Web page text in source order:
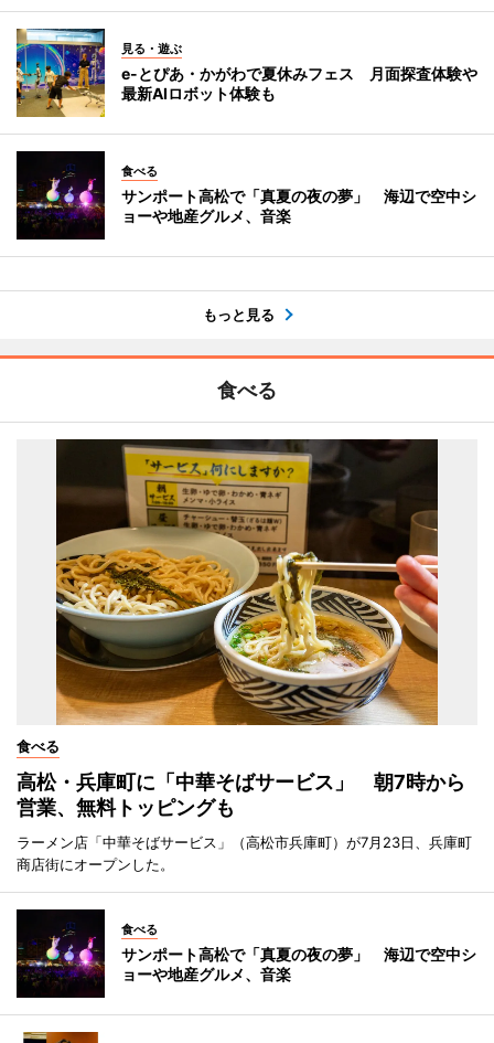
見る・遊ぶ
e-とぴあ・かがわで夏休みフェス 月面探査体験や
最新AIロボット体験も
食べる
サンポート高松で「真夏の夜の夢」 海辺で空中シ
ョーや地産グルメ、音楽
もっと見る
食べる
食べる
高松・兵庫町に「中華そばサービス」 朝7時から
営業、無料トッピングも
ラーメン店「中華そばサービス」（高松市兵庫町）が7月23日、兵庫町
商店街にオープンした。
食べる
サンポート高松で「真夏の夜の夢」 海辺で空中シ
ョーや地産グルメ、音楽